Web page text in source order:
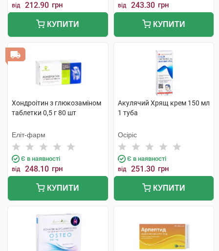
від 212.90 грн
КУПИТИ
від 243.30 грн
КУПИТИ
Хондроітин з глюкозаміном
таблетки 0,5 г 80 шт
Еліт-фарм
Є в наявності
від 248.10 грн
КУПИТИ
Акулячий Хрящ крем 150 мл
1 туба
Осіріс
Є в наявності
від 251.30 грн
КУПИТИ